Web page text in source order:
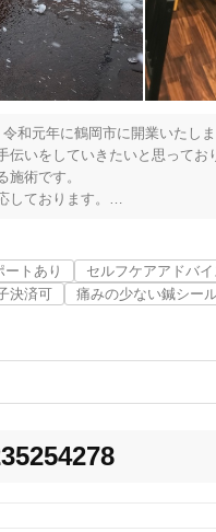
和元年に鶴岡市に開業いたしま
いをしていきたいと思ってお
術です。
ております。
とされています。
ートあり セルフケアアドバイ
決済可 痛みの少ない鍼シー